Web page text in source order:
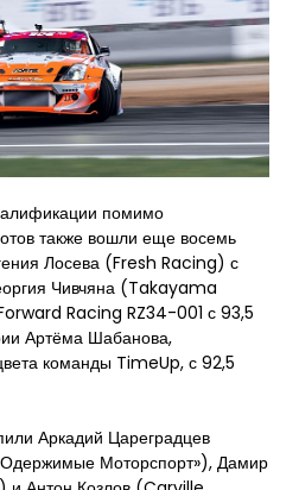
помимо
также вошли еще восемь
Лосева (Fresh Racing) с
Чивчяна (Takayama
Racing RZ34-001 с 93,5
Артёма Шабанова,
команды TimeUp, с 92,5
Аркадий Цареградцев
Моторспорт»), Дамир